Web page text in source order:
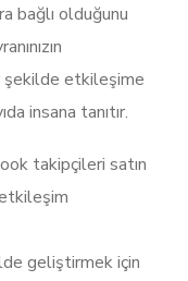
bağlı olduğunu
şekilde etkileşime
insana tanıtır.
takipçileri satın
geliştirmek için